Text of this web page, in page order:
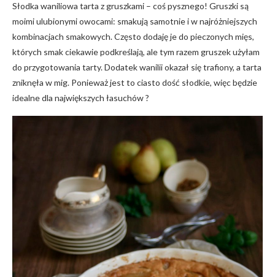
Słodka waniliowa tarta z gruszkami – coś pysznego! Gruszki są
moimi ulubionymi owocami: smakują samotnie i w najróżniejszych
kombinacjach smakowych. Często dodaję je do pieczonych mięs,
których smak ciekawie podkreślają, ale tym razem gruszek użyłam
do przygotowania tarty. Dodatek wanilii okazał się trafiony, a tarta
zniknęła w mig. Ponieważ jest to ciasto dość słodkie, więc będzie
idealne dla największych łasuchów ?